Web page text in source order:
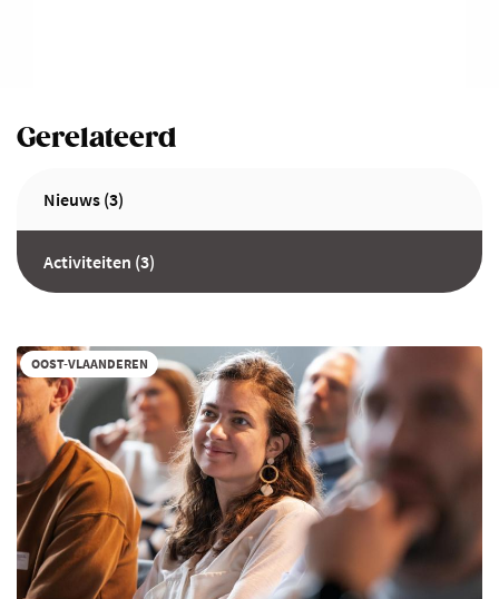
Gerelateerd
Nieuws (3)
Activiteiten (3)
OOST-VLAANDEREN